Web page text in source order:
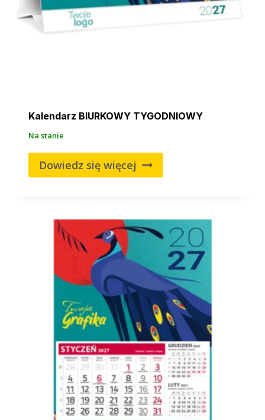
Kalendarz BIURKOWY TYGODNIOWY
Na stanie
Dowiedz się więcej